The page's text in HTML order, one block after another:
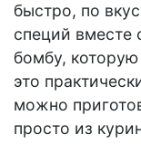
быстро, по
специй вместе
бомбу,
это
можно
просто из